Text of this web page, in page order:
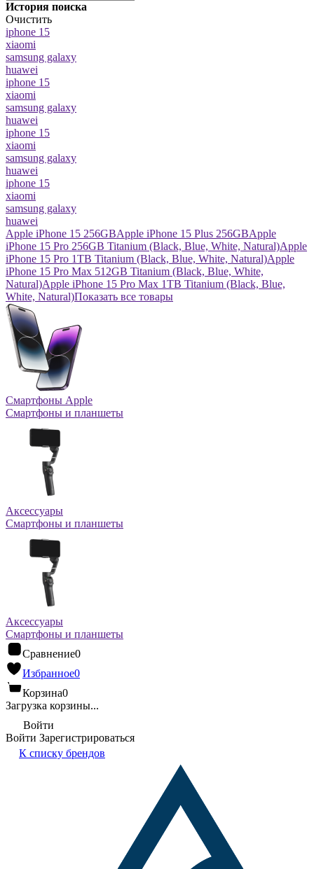
История поиска
Очистить
iphone 15
xiaomi
samsung galaxy
huawei
iphone 15
xiaomi
samsung galaxy
huawei
iphone 15
xiaomi
samsung galaxy
huawei
iphone 15
xiaomi
samsung galaxy
huawei
Apple iPhone 15 256GBApple iPhone 15 Plus 256GBApple
iPhone 15 Pro 256GB Titanium (Black, Blue, White, Natural)Apple
iPhone 15 Pro 1TB Titanium (Black, Blue, White, Natural)Apple
iPhone 15 Pro Max 512GB Titanium (Black, Blue, White,
Natural)Apple iPhone 15 Pro Max 1TB Titanium (Black, Blue,
White, Natural)Показать все товары
Смартфоны Apple
Смартфоны и планшеты
Аксессуары
Смартфоны и планшеты
Аксессуары
Смартфоны и планшеты
Сравнение0
Избранное0
Корзина0
Загрузка корзины...
Войти
Войти Зарегистрироваться
К списку брендов